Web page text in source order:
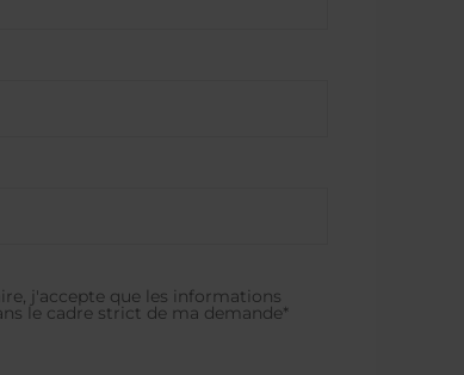
j'accepte que les informations
le cadre strict de ma demande*